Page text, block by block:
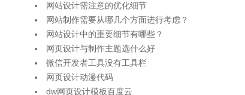
网站设计需注意的优化细节
网站制作需要从哪几个方面进行考虑？
网站设计中的重要细节有哪些？
网页设计与制作主题选什么好
微信开发者工具没有工具栏
网页设计动漫代码
dw网页设计模板百度云